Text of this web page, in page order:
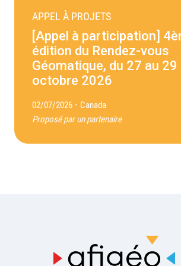
APPEL À PROJETS
[Appel à participation]
édition du Rendez-vous
Géomatique, du 27 au 29
octobre 2026
02/07/2026 - Canada
Proposé par un partenaire